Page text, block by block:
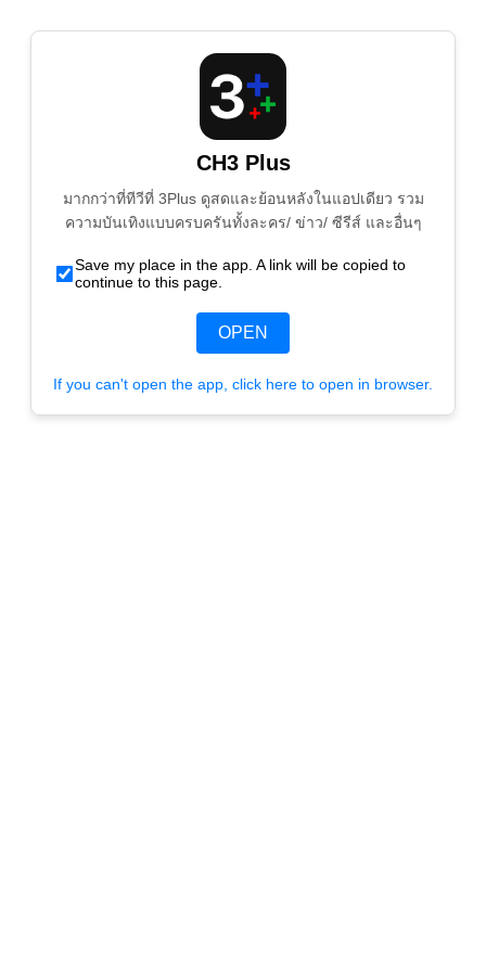
CH3 Plus
มากกว่าที่ทีวีที่ 3Plus ดูสดและย้อนหลังในแอปเดียว รวม
ความบันเทิงแบบครบครันทั้งละคร/ ข่าว/ ซีรีส์ และอื่นๆ
Save my place in the app. A link will be copied to
continue to this page.
OPEN
If you can't open the app, click here to open in browser.